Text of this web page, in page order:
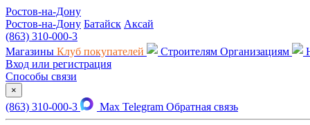
Ростов-на-Дону
Ростов-на-Дону Батайск Аксай
(863) 310-000-3
Магазины Клуб покупателей Строителям Организациям
Вход или регистрация
Способы связи
×
(863) 310-000-3 Max Telegram Обратная связь